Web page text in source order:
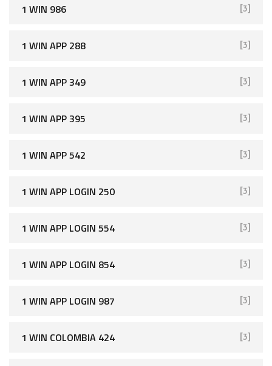
1 WIN 986 [3]
1 WIN APP 288 [3]
1 WIN APP 349 [3]
1 WIN APP 395 [3]
1 WIN APP 542 [3]
1 WIN APP LOGIN 250 [3]
1 WIN APP LOGIN 554 [3]
1 WIN APP LOGIN 854 [3]
1 WIN APP LOGIN 987 [3]
1 WIN COLOMBIA 424 [3]